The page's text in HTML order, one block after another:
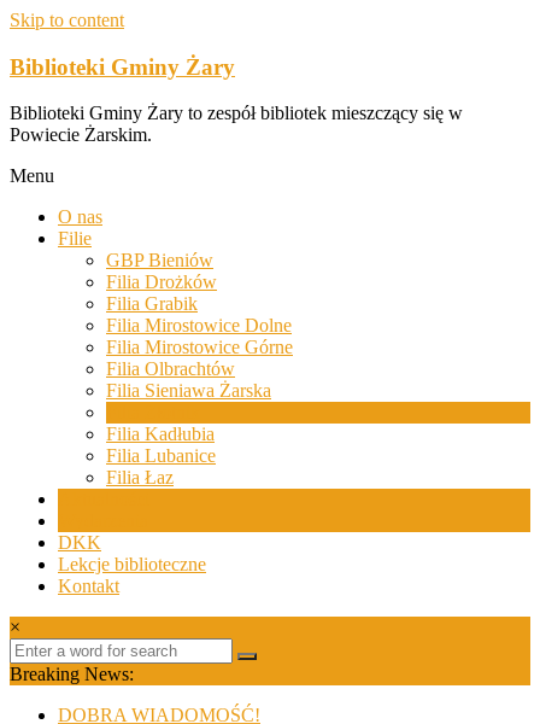
Skip to content
Biblioteki Gminy Żary
Biblioteki Gminy Żary to zespół bibliotek mieszczący się w
Powiecie Żarskim.
Menu
O nas
Filie
GBP Bieniów
Filia Drożków
Filia Grabik
Filia Mirostowice Dolne
Filia Mirostowice Górne
Filia Olbrachtów
Filia Sieniawa Żarska
Filia Kadłubia
Filia Lubanice
Filia Łaz
DKK
Lekcje biblioteczne
Kontakt
×
Breaking News:
DOBRA WIADOMOŚĆ!